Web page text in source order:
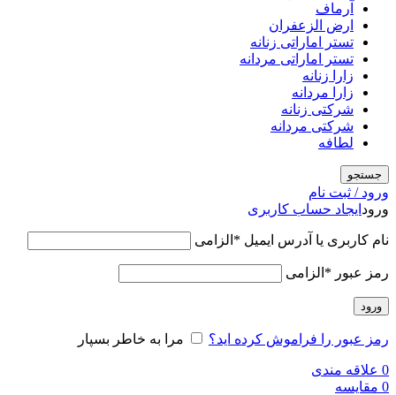
آرماف
ارض الزعفران
تستر اماراتی زنانه
تستر اماراتی مردانه
زارا زنانه
زارا مردانه
شرکتی زنانه
شرکتی مردانه
لطافه
جستجو
ورود / ثبت نام
ورود ایجاد حساب کاربری
نام کاربری یا آدرس ایمیل * الزامی
رمز عبور * الزامی
ورود
رمز عبور را فراموش کرده اید؟ مرا به خاطر بسپار
0 علاقه مندی
0 مقایسه